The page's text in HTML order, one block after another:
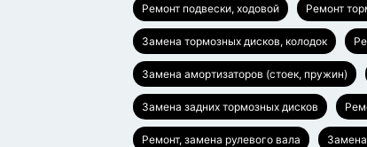
Ремонт подвески, ходовой Ремонт
Замена тормозных дисков, колодок
Замена амортизаторов (стоек, пружин)
Замена задних тормозных дисков
Ремонт, замена рулевого вала